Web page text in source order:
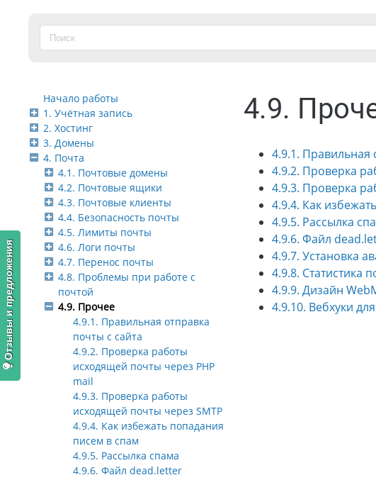
Начало работы
1. Учётная запись
2. Хостинг
3. Домены
4. Почта
4.1. Почтовые домены
4.2. Почтовые ящики
4.3. Почтовые клиенты
4.4. Безопасность почты
4.5. Лимиты почты
4.6. Логи почты
4.7. Перенос почты
4.8. Проблемы при работе с
почтой
4.9. Прочее
4.9.1. Правильная отправка
почты с сайта
4.9.2. Проверка работы
исходящей почты через PHP
mail
4.9.3. Проверка работы
исходящей почты через SMTP
4.9.4. Как избежать попадания
писем в спам
4.9.5. Рассылка спама
4.9.6. Файл dead.letter
4.9.
4.9.1. Правильная
4.9.2. Проверка
4.9.3. Проверка
4.9.4. Как
4.9.5. Рассылка
4.9.6. Файл
4.9.7. Установка
4.9.8. Статистика
4.9.9. Дизайн
4.9.10. Вебхуки
Отзывы и предложения